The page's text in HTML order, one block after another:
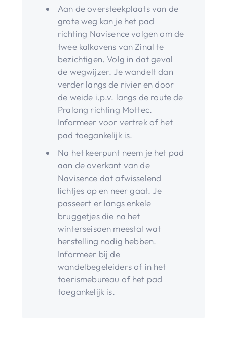
Aan de oversteekplaats van de
grote weg kan je het pad
richting Navisence volgen om de
twee kalkovens van Zinal te
bezichtigen. Volg in dat geval
de wegwijzer. Je wandelt dan
verder langs de rivier en door
de weide i.p.v. langs de route de
Pralong richting Mottec.
Informeer voor vertrek of het
pad toegankelijk is.
Na het keerpunt neem je het pad
aan de overkant van de
Navisence dat afwisselend
lichtjes op en neer gaat. Je
passeert er langs enkele
bruggetjes die na het
winterseisoen meestal wat
herstelling nodig hebben.
Informeer bij de
wandelbegeleiders of in het
toerismebureau of het pad
toegankelijk is.